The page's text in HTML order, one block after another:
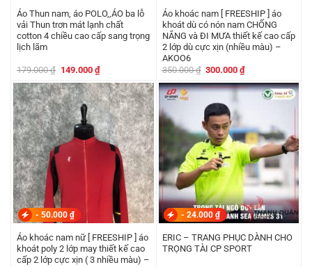
Áo Thun nam, áo POLO,,ÁO ba lỗ
vải Thun trơn mát lạnh chất
cotton 4 chiều cao cấp sang trọng
lịch lãm
179.000₫ Giá
là:
179.000 ₫.
149.000 ₫Giá
hiện
tại
là:
149.000 ₫.
Áo khoác nam [ FREESHIP ] áo
khoát dù có nón nam CHỐNG
NẮNG và ĐI MƯA thiết kế cao cấp
2 lớp dù cực xịn (nhiều màu) –
AKOO6
350.000₫ Giá
là:
350.000 ₫.
300.000₫Giá
tại
là:
300.000 ₫.
- 50.000 ₫
Áo khoác nam nữ [ FREESHIP ] áo
khoát poly 2 lớp may thiết kế cao
cấp 2 lớp cực xịn ( 3 nhiều màu) –
- 24.000 ₫
ERIC – TRANG PHỤC DÀNH CHO
TRỌNG TÀI CP SPORT